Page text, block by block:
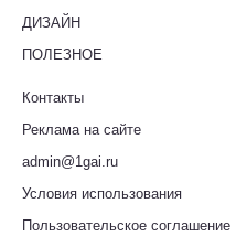
ДИЗАЙН
ПОЛЕЗНОЕ
Контакты
Реклама на сайте
admin@1gai.ru
Условия использования
Пользовательское соглашение